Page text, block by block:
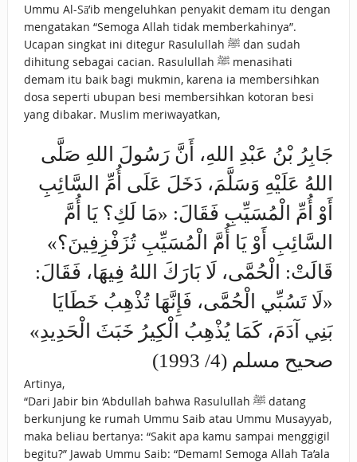
Ummu Al-Sā’ib mengeluhkan penyakit demam itu dengan
mengatakan “Semoga Allah tidak memberkahinya”.
Ucapan singkat ini ditegur Rasulullah ﷺ dan sudah
dihitung sebagai cacian. Rasulullah ﷺ menasihati
demam itu baik bagi mukmin, karena ia membersihkan
dosa seperti ubupan besi membersihkan kotoran besi
yang dibakar. Muslim meriwayatkan,
جَابِرُ بْنُ عَبْدِ اللهِ، أَنَّ رَسُولَ اللهِ صَلَّى
اللهُ عَلَيْهِ وَسَلَّمَ، دَخَلَ عَلَى أُمِّ السَّائِبِ
أَوْ أُمِّ الْمُسَيِّبِ فَقَالَ: «مَا لَكِ؟ يَا أُمَّ
السَّائِبِ أَوْ يَا أُمَّ الْمُسَيِّبِ تُزَفْزِفِينَ؟»
قَالَتْ: الْحُمَّى، لَا بَارَكَ اللهُ فِيهَا، فَقَالَ:
«لَا تَسُبِّي الْحُمَّى، فَإِنَّهَا تُذْهِبُ خَطَايَا
بَنِي آدَمَ، كَمَا يُذْهِبُ الْكِيرُ خَبَثَ الْحَدِيدِ»
صحيح مسلم (4/ 1993)
Artinya,
“Dari Jabir bin ‘Abdullah bahwa Rasulullah ﷺ datang
berkunjung ke rumah Ummu Saib atau Ummu Musayyab,
maka beliau bertanya: “Sakit apa kamu sampai menggigil
begitu?” Jawab Ummu Saib: “Demam! Semoga Allah Ta’ala